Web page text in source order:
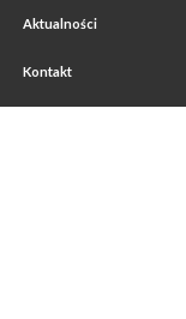
Aktualności
Kontakt